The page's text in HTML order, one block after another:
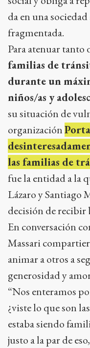
da en una
fragmentada.
Para atenuar tanto
familias de
durante un
niños/as y
su situación de
organización
las familias de
fue la entidad a la
Lázaro y Santiago
decisión de recibir
En conversación
Massari
animar a otros a
generosidad y
“Nos enteramos
¿viste lo que son
estaba siendo
justo a la par de